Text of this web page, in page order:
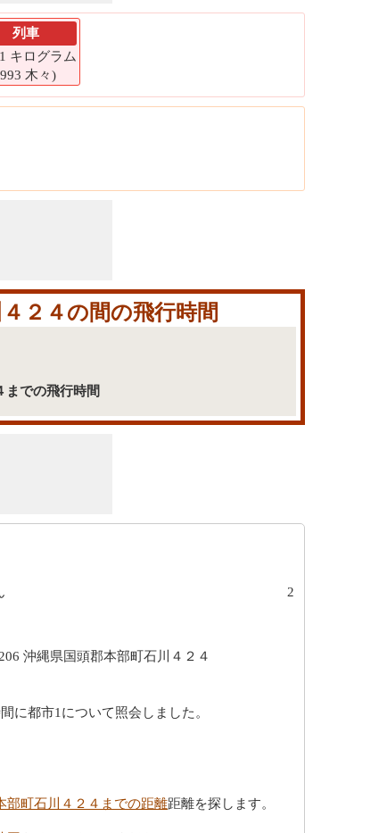
列車
キログラム
木々)
２４の間の飛行時間
までの飛行時間
沖縄県国頭郡本部町石川４２４
2
に都市1について照会しました。
部町石川４２４までの距離距離を探します。